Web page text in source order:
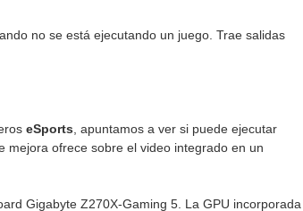
no se está ejecutando un juego. Trae salidas
eSports, apuntamos a ver si puede ejecutar
mejora ofrece sobre el video integrado en un
Gigabyte Z270X-Gaming 5. La GPU incorporada